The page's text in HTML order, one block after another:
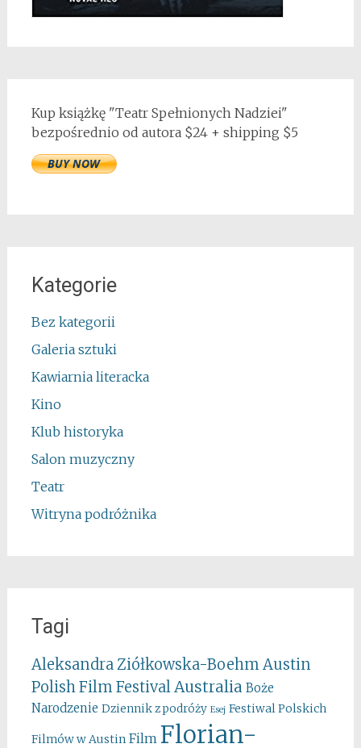
Kup książkę "Teatr Spełnionych Nadziei"
bezpośrednio od autora $24 + shipping $5
Kategorie
Bez kategorii
Galeria sztuki
Kawiarnia literacka
Kino
Klub historyka
Salon muzyczny
Teatr
Witryna podróżnika
Tagi
Aleksandra Ziółkowska-Boehm Austin
Polish Film FestivalAustralia Boże
Narodzenie Dziennik z podróży Esej Festiwal Polskich
Filmów w Austin Film Florian-